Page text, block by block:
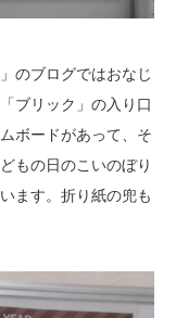
のブログではおなじ
ブリック」の入り口
ボードがあって、そ
もの日のこいのぼり
ます。折り紙の兜も